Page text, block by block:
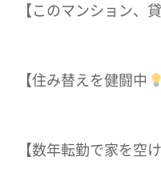
【このマンション、
【住み替えを健闘中
【数年転勤で家を空